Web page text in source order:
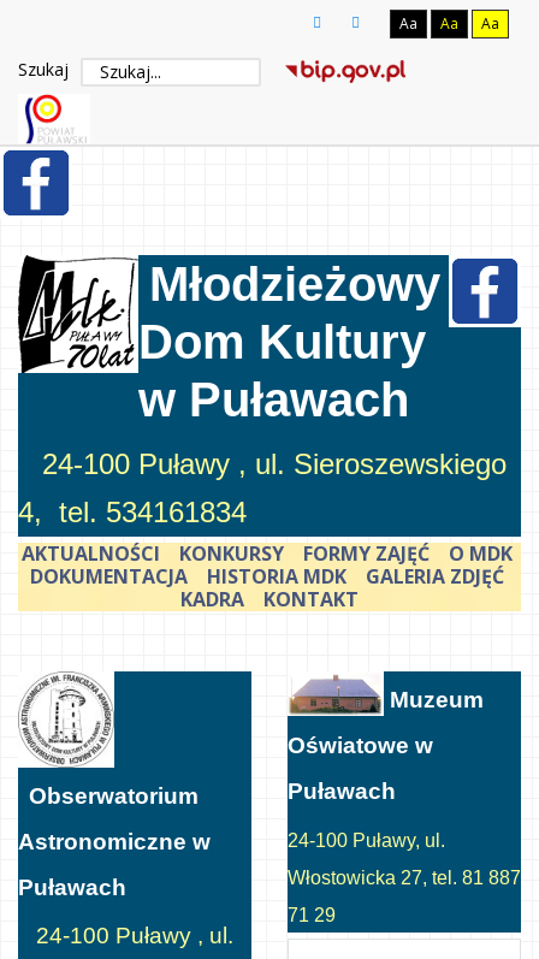
Aa Aa Aa
Szukaj
Młodzieżowy
Dom Kultury
w Puławach
24-100 Puławy , ul. Sieroszewskiego
4, tel. 534161834
AKTUALNOŚCI KONKURSY FORMY ZAJĘĆ
O MDK
DOKUMENTACJA
HISTORIA MDK
GALERIA ZDJĘĆ
KADRA
KONTAKT
Obserwatorium
Astronomiczne w
Puławach
24-100 Puławy , ul.
Muzeum
Oświatowe w
Puławach
24-100 Puławy, ul.
Włostowicka 27, tel. 81 887
71 29